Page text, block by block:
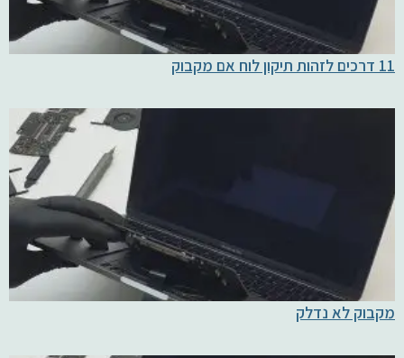
11 דרכים לזהות תיקון לוח אם מקבוק
מקבוק לא נדלק